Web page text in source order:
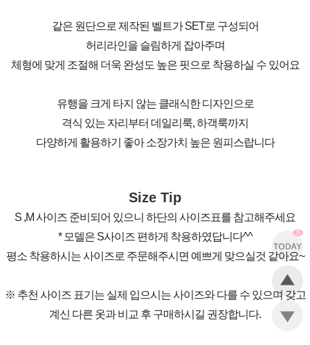
0
같은 원단으로 제작된 벨트가 SET로 구성되어
허리라인을 슬림하게 잡아주며
체형에 맞게 조절해 더욱 완성도 높은 핏으로 착용하실 수 있어요
유행을 크게 타지 않는 클래식한 디자인으로
격식 있는 자리부터 데일리룩, 하객룩까지
다양하게 활용하기 좋아 소장가치 높은 원피스랍니다
Size Tip
S ,M 사이즈 준비되어 있으니 하단의 사이즈표를 참고해주세요
* 모델은 S사이즈 편하게 착용하였답니다^^
평소 착용하시는 사이즈로 주문해주시면 예쁘게 맞으실것 같아요~
※ 추천 사이즈 표기는 실제 입으시는 사이즈와 다를 수 있으며 갖고
계신 다른 옷과 비교 후 구매하시길 권장합니다.